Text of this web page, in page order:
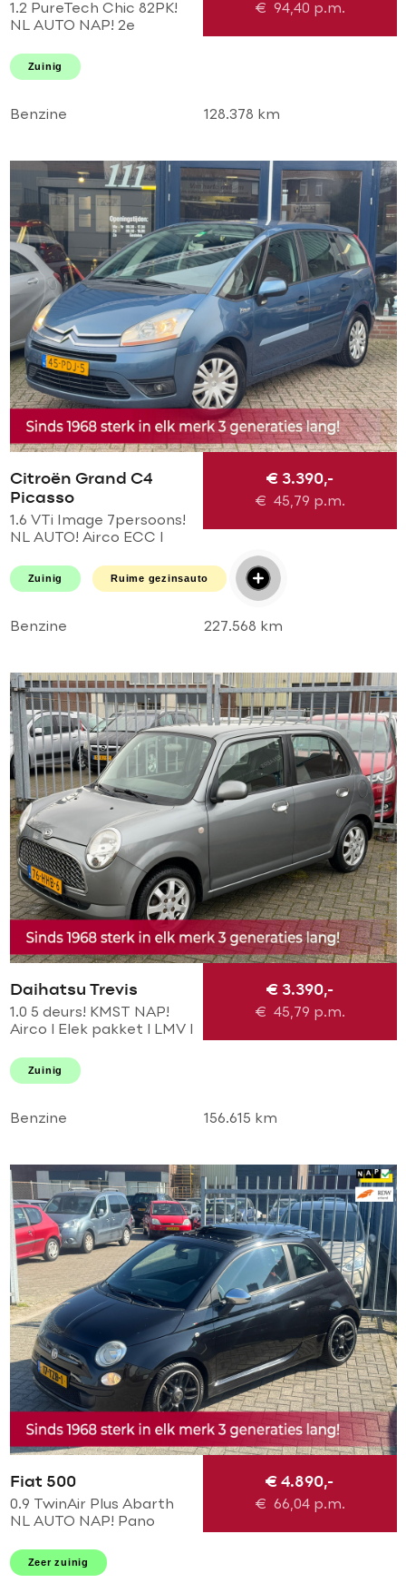
1.2 PureTech Chic 82PK!
NL AUTO NAP! 2e
Airco l LED l Cruise l
DEALER OH!
€ 94,40 p.m.
Zuinig
Benzine 128.378 km
Citroën Grand C4
Picasso
1.6 VTi Image 7persoons!
NL AUTO! Airco ECC l
pakket! Zeer mooie auto!
€ 3.390,-
€ 45,79 p.m.
Zuinig Ruime gezinsauto
Benzine 227.568 km
Daihatsu Trevis
1.0 5 deurs! KMST NAP!
Airco l Elek pakket l LMV l
TOPSTAAT l 2 SLEUTELS l
GOED ODNERHOUDEN!
€ 3.390,-
€ 45,79 p.m.
Zuinig
Benzine 156.615 km
Fiat 500
0.9 TwinAir Plus Abarth
NL AUTO NAP! Pano
pakket l MTF-stuur l
Airco! Dealer OH l
€ 4.890,-
€ 66,04p.m.
Zeer zuinig